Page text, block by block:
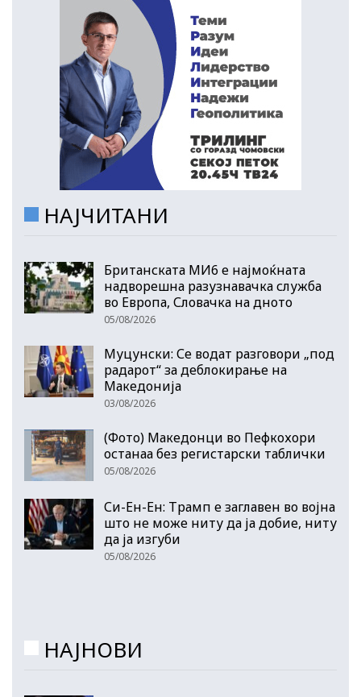
НАЈЧИТАНИ
Британската МИ6 е најмоќната
надворешна разузнавачка служба
во Европа, Словачка на дното
05/08/2026
Муцунски: Се водат разговори „под
радарот“ за деблокирање на
Македонија
03/08/2026
(Фото) Македонци во Пефкохори
останаа без регистарски таблички
05/08/2026
Си-Ен-Ен: Трамп е заглавен во војна
што не може ниту да ја добие, ниту
да ја изгуби
05/08/2026
НАЈНОВИ